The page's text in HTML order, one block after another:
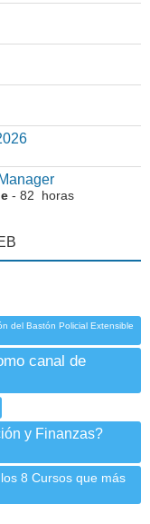
- 82 horas
del Bastón Policial Extensible
canal de
y Finanzas?
8 Cursos que más